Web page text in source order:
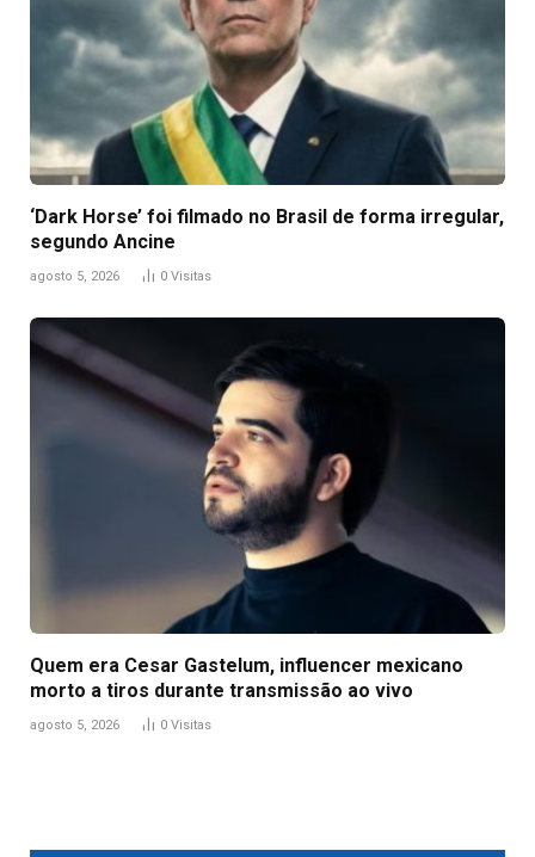
‘Dark Horse’ foi filmado no Brasil de forma irregular,
segundo Ancine
agosto 5, 2026 0 Visitas
Quem era Cesar Gastelum, influencer mexicano
morto a tiros durante transmissão ao vivo
agosto 5, 2026 0 Visitas